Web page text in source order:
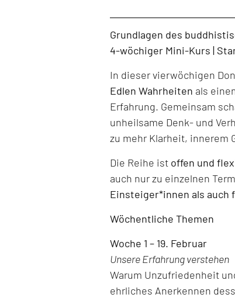
Grundlagen des
4-wöchiger Mini-Kurs |
In dieser vierwöchigen
Edlen Wahrheiten als
Erfahrung. Gemeinsam
unheilsame Denk- und
zu mehr Klarheit, innerem
Die Reihe ist offen und
auch nur zu einzelnen
Einsteiger*innen als auch
Wöchentliche Themen
Woche 1 – 19. Februar
Unsere Erfahrung verstehen
Warum Unzufriedenheit
ehrliches Anerkennen